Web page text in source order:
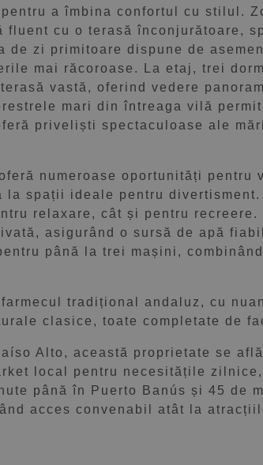
a îmbina confortul cu stilul.
fluent cu o terasă înconjurătoare,
de zi primitoare dispune de
mai răcoroase. La etaj, trei
vastă, oferind vedere
mari din întreaga vilă
priveliști spectaculoase ale
numeroase oportunități pentru
spații ideale pentru divertisment.
relaxare, cât și pentru recreere.
asigurând o sursă de apă
până la trei mașini,
tradițional andaluz, cu
clasice, toate completate de
Alto, această proprietate se
local pentru necesitățile
până în Puerto Banús și 45 de
acces convenabil atât la